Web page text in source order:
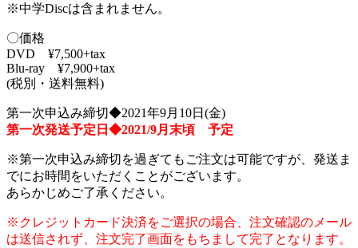
※中学Discは含まれません。
〇価格
DVD ¥7,500+tax
Blu-ray ¥7,900+tax
(税別・送料無料)
第一次申込み締切◆2021年9月10日(金)
第一次発送予定日◆2021/9月末頃 予定
※第一次申込み締切を過ぎてもご注文は可能ですが、発送ま
でにお時間をいただくことがございます。
あらかじめご了承ください。
※クレジットカード決済をご選択の場合、注文確認のメール
は送信されず、注文完了画面をもちまして完了となります。